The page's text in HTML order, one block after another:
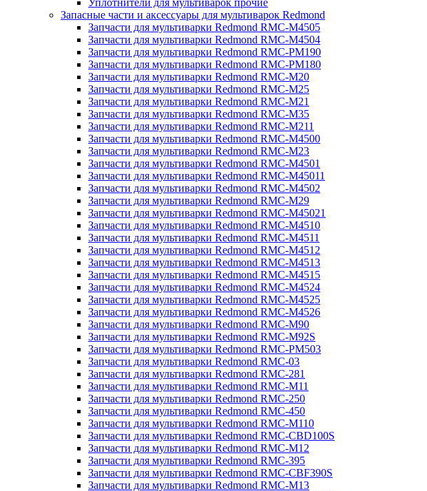
Уплотнители для мультиварок прочие
Запасные части и аксессуары для мультиварок Redmond
Запчасти для мультиварки Redmond RMC-M4505
Запчасти для мультиварки Redmond RMC-M4504
Запчасти для мультиварки Redmond RMC-PM190
Запчасти для мультиварки Redmond RMC-PM180
Запчасти для мультиварки Redmond RMC-M20
Запчасти для мультиварки Redmond RMC-M25
Запчасти для мультиварки Redmond RMC-M21
Запчасти для мультиварки Redmond RMC-M35
Запчасти для мультиварки Redmond RMC-M211
Запчасти для мультиварки Redmond RMC-M4500
Запчасти для мультиварки Redmond RMC-M23
Запчасти для мультиварки Redmond RMC-M4501
Запчасти для мультиварки Redmond RMC-M45011
Запчасти для мультиварки Redmond RMC-M4502
Запчасти для мультиварки Redmond RMC-M29
Запчасти для мультиварки Redmond RMC-M45021
Запчасти для мультиварки Redmond RMC-M4510
Запчасти для мультиварки Redmond RMC-M4511
Запчасти для мультиварки Redmond RMC-M4512
Запчасти для мультиварки Redmond RMC-M4513
Запчасти для мультиварки Redmond RMC-M4515
Запчасти для мультиварки Redmond RMC-M4524
Запчасти для мультиварки Redmond RMC-M4525
Запчасти для мультиварки Redmond RMC-M4526
Запчасти для мультиварки Redmond RMC-M90
Запчасти для мультиварки Redmond RMC-M92S
Запчасти для мультиварки Redmond RMC-PM503
Запчасти для мультиварки Redmond RMC-03
Запчасти для мультиварки Redmond RMC-281
Запчасти для мультиварки Redmond RMC-M11
Запчасти для мультиварки Redmond RMC-250
Запчасти для мультиварки Redmond RMC-450
Запчасти для мультиварки Redmond RMC-M110
Запчасти для мультиварки Redmond RMC-CBD100S
Запчасти для мультиварки Redmond RMC-M12
Запчасти для мультиварки Redmond RMC-395
Запчасти для мультиварки Redmond RMC-CBF390S
Запчасти для мультиварки Redmond RMC-M13